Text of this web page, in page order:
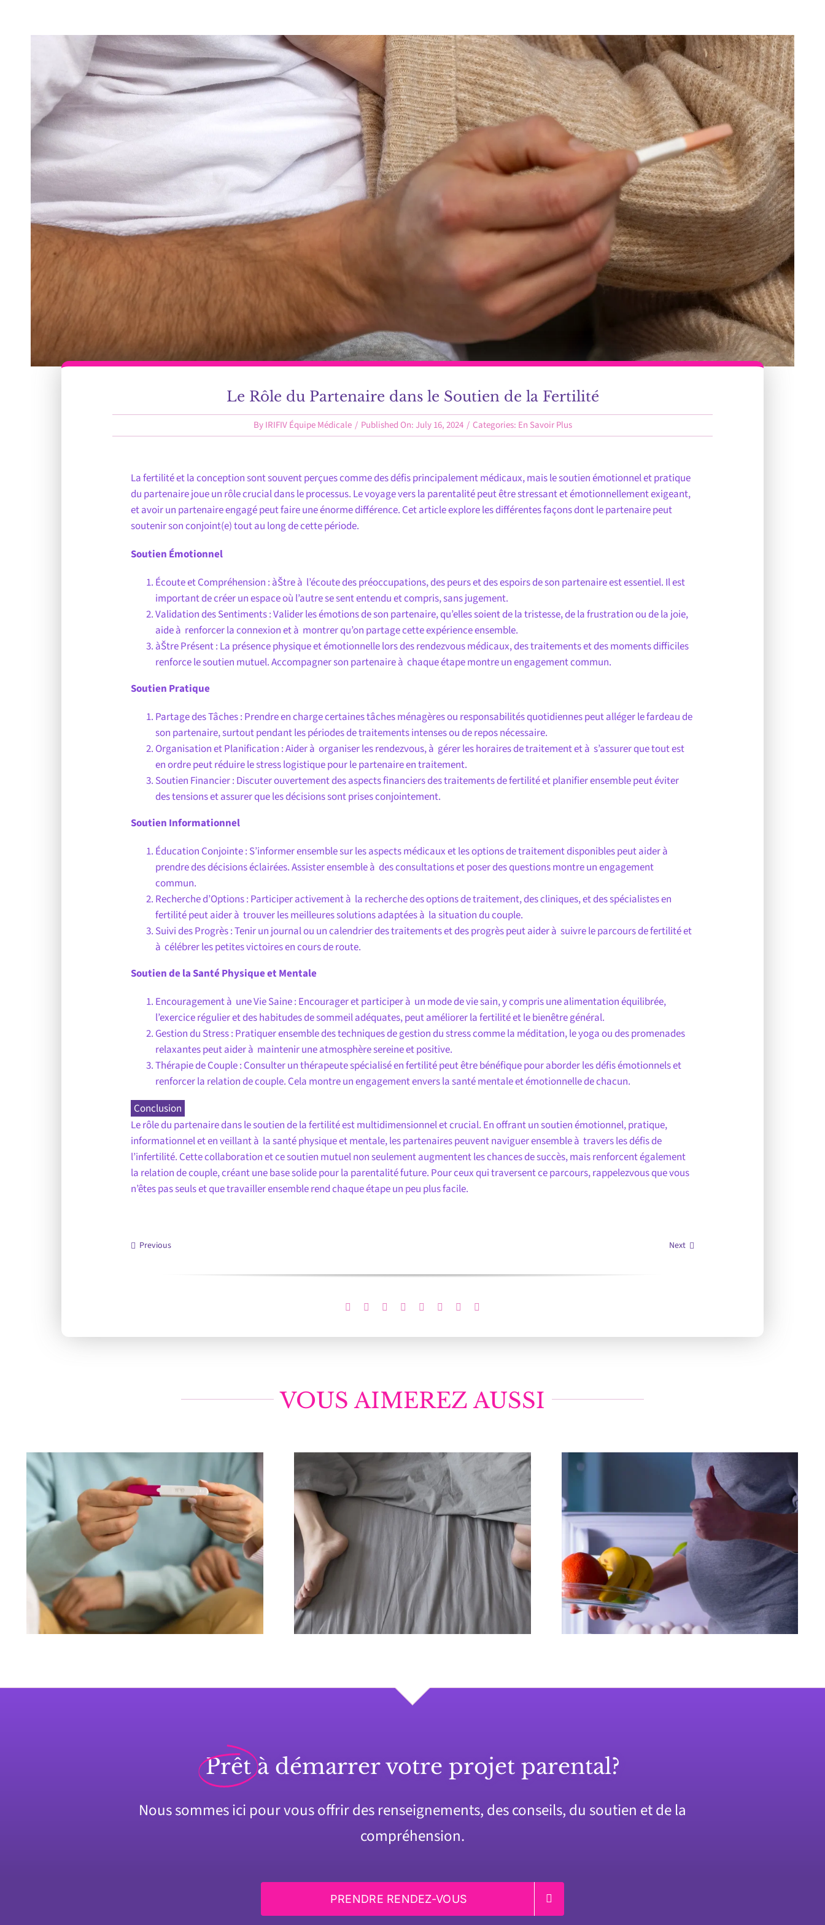
Le Rôle du Partenaire dans le Soutien de la Fertilité
ByIRIFIV Équipe Médicale / Published On: July 16, 2024 / Categories: En Savoir Plus
La fertilité et la conception sont souvent perçues comme des défis principalement médicaux, mais le soutien émotionnel et pratique
du partenaire joue un rôle crucial dans le processus. Le voyage vers la parentalité peut être stressant et émotionnellement exigeant,
et avoir un partenaire engagé peut faire une énorme différence. Cet article explore les différentes façons dont le partenaire peut
soutenir son conjoint(e) tout au long de cette période.
Soutien Émotionnel
Écoute et Compréhension : àŠtre à l’écoute des préoccupations, des peurs et des espoirs de son partenaire est essentiel. Il est
important de créer un espace où l’autre se sent entendu et compris, sans jugement.
Validation des Sentiments : Valider les émotions de son partenaire, qu’elles soient de la tristesse, de la frustration ou de la joie,
aide à renforcer la connexion et à montrer qu’on partage cette expérience ensemble.
àŠtre Présent : La présence physique et émotionnelle lors des rendezvous médicaux, des traitements et des moments difficiles
renforce le soutien mutuel. Accompagner son partenaire à chaque étape montre un engagement commun.
Soutien Pratique
Partage des Tâches : Prendre en charge certaines tâches ménagères ou responsabilités quotidiennes peut alléger le fardeau de
son partenaire, surtout pendant les périodes de traitements intenses ou de repos nécessaire.
Organisation et Planification : Aider à organiser les rendezvous, à gérer les horaires de traitement et à s’assurer que tout est
en ordre peut réduire le stress logistique pour le partenaire en traitement.
Soutien Financier : Discuter ouvertement des aspects financiers des traitements de fertilité et planifier ensemble peut éviter
des tensions et assurer que les décisions sont prises conjointement.
Soutien Informationnel
Éducation Conjointe : S’informer ensemble sur les aspects médicaux et les options de traitement disponibles peut aider à
prendre des décisions éclairées. Assister ensemble à des consultations et poser des questions montre un engagement
commun.
Recherche d’Options : Participer activement à la recherche des options de traitement, des cliniques, et des spécialistes en
fertilité peut aider à trouver les meilleures solutions adaptées à la situation du couple.
Suivi des Progrès : Tenir un journal ou un calendrier des traitements et des progrès peut aider à suivre le parcours de fertilité et
à célébrer les petites victoires en cours de route.
Soutien de la Santé Physique et Mentale
Encouragement à une Vie Saine : Encourager et participer à un mode de vie sain, y compris une alimentation équilibrée,
l’exercice régulier et des habitudes de sommeil adéquates, peut améliorer la fertilité et le bienêtre général.
Gestion du Stress : Pratiquer ensemble des techniques de gestion du stress comme la méditation, le yoga ou des promenades
relaxantes peut aider à maintenir une atmosphère sereine et positive.
Thérapie de Couple : Consulter un thérapeute spécialisé en fertilité peut être bénéfique pour aborder les défis émotionnels et
renforcer la relation de couple. Cela montre un engagement envers la santé mentale et émotionnelle de chacun.
Conclusion
Le rôle du partenaire dans le soutien de la fertilité est multidimensionnel et crucial. En offrant un soutien émotionnel, pratique,
informationnel et en veillant à la santé physique et mentale, les partenaires peuvent naviguer ensemble à travers les défis de
l’infertilité. Cette collaboration et ce soutien mutuel non seulement augmentent les chances de succès, mais renforcent également
la relation de couple, créant une base solide pour la parentalité future. Pour ceux qui traversent ce parcours, rappelezvous que vous
n’êtes pas seuls et que travailler ensemble rend chaque étape un peu plus facile.
Previous Next
VOUS AIMEREZ AUSSI
Prêt à démarrer votre projet parental?
Nous sommes ici pour vous offrir des renseignements, des conseils, du soutien et de la
compréhension.
PRENDRE RENDEZ-VOUS